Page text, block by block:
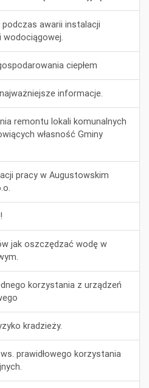
awarii instalacji
wodociągowej.
ciepłem
informacje.
remontu lokali komunalnych
własność Gminy
pracy w Augustowskim
jak oszczędzać wodę w
korzystania z urządzeń
kradzieży.
prawidłowego korzystania